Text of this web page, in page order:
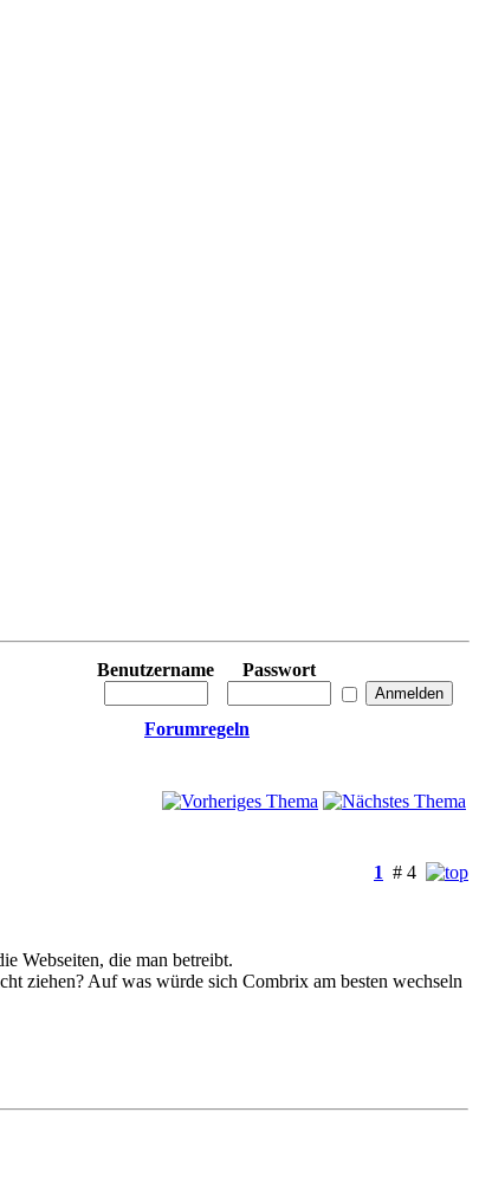
Benutzername Passwort
Forumregeln
1 # 4
Webseiten, die man betreibt.
ziehen? Auf was würde sich Combrix am besten wechseln